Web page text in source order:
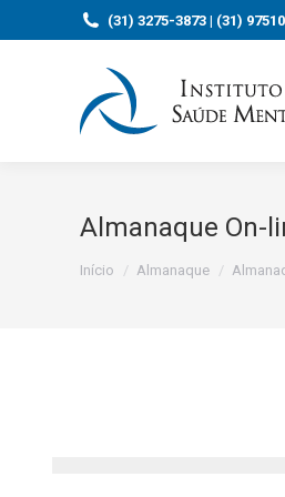
(31) 3275-3873 | (31)
Almanaque On-
Você está aqui:
Início Almanaque